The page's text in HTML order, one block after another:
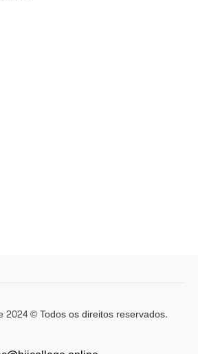
2024 © Todos os direitos reservados.